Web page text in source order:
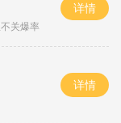
关爆率
详情
详情